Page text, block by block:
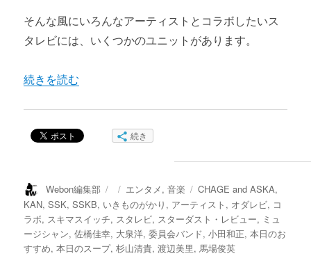
そんな風にいろんなアーティストとコラボしたいス
タレビには、いくつかのユニットがあります。
“スタレビの楽しみ方② 【他アーティストとのコラボ】”
続きを読む
続き
投
稿
者
Webon編集部
投
稿
日:
カ
テ
ゴ
リ
ー
エンタメ,音楽
タ
グ
CHAGE and ASKA,
KAN,SSK,SSKB, いきものがかり , アーティスト , オダレビ, コ
ラボ, スキマスイッチ, スタレビ, スターダスト・レビュー, ミュ
ージシャン,佐橋佳幸, 大泉洋,委員会バンド,小田和正,本日のお
すすめ,本日のスープ,杉山清貴,渡辺美里,馬場俊英